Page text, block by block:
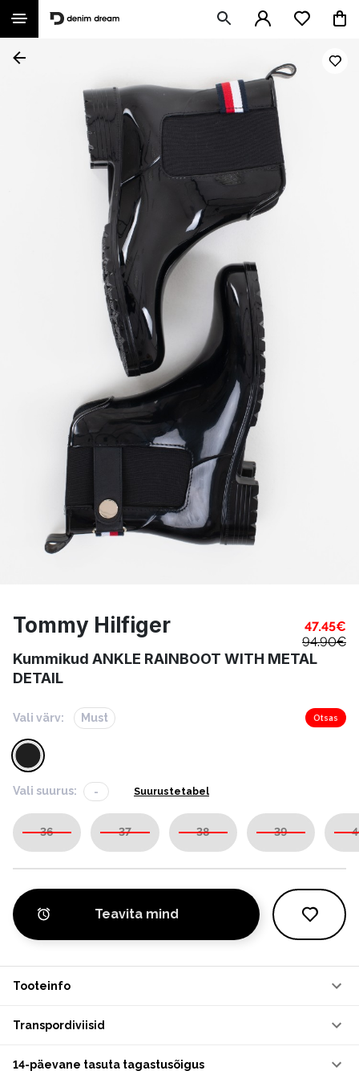
Tommy Hilfiger 47.45€
94.90€
Kummikud ANKLE RAINBOOT WITH METAL
DETAIL
Vali värv: Must Otsas
Vali suurus: - Suurustetabel
36 37 38 39
Teavita mind
Tooteinfo
Transpordiviisid
14-päevane tasuta tagastusõigus